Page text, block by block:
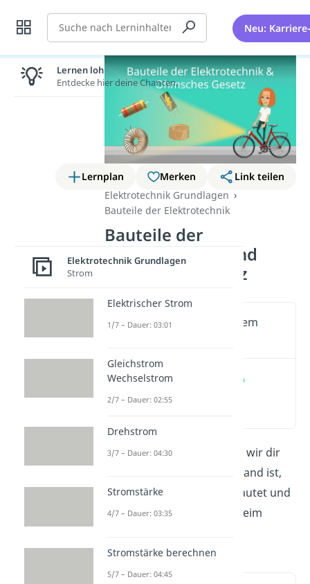
Suche Neu:
Lernplan Merken
Link teilen
Elektrotechnik Grundlagen
Bauteile der Elektrotechnik
Bauteile der
Elektrotechnik und
Ohmsches Gesetz
Wichtige Inhalte in diesem
Widerstand im
In diesem Beitrag erklären wir dir
was ein ohmscher Widerstand ist,
wie das ohmsche Gesetz lautet und
nennen zwei Extremfälle beim
Lernen lohnt sich!
Entdecke hier deine Chancen.
Elektrotechnik Grundlagen
Strom
Elektrischer Strom
1/7 – Dauer: 03:01
Gleichstrom
Wechselstrom
2/7 – Dauer: 02:55
Drehstrom
3/7 – Dauer: 04:30
Stromstärke
4/7 – Dauer: 03:35
Stromstärke berechnen
5/7 – Dauer: 04:45